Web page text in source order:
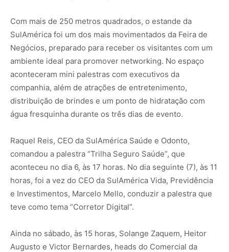
Com mais de 250 metros quadrados, o estande da
SulAmérica foi um dos mais movimentados da Feira de
Negócios, preparado para receber os visitantes com um
ambiente ideal para promover networking. No espaço
aconteceram mini palestras com executivos da
companhia, além de atrações de entretenimento,
distribuição de brindes e um ponto de hidratação com
água fresquinha durante os três dias de evento.
Raquel Reis, CEO da SulAmérica Saúde e Odonto,
comandou a palestra “Trilha Seguro Saúde”, que
aconteceu no dia 6, às 17 horas. No dia seguinte (7), às 11
horas, foi a vez do CEO da SulAmérica Vida, Previdência
e Investimentos, Marcelo Mello, conduzir a palestra que
teve como tema “Corretor Digital”.
Ainda no sábado, às 15 horas, Solange Zaquem, Heitor
Augusto e Victor Bernardes, heads do Comercial da